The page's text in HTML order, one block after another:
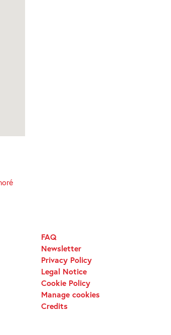
FAQ
Newsletter
Privacy Policy
Legal Notice
Cookie Policy
Manage cookies
Credits